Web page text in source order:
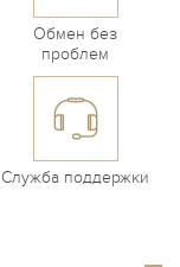
Обмен без
проблем
Служба поддержки